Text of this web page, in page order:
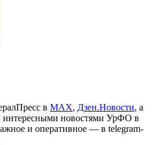
в МАХ, Дзен.Новости, а
интересными новостями УрФО в
и оперативное — в telegram-